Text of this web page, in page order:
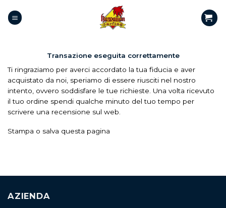
Transazione eseguita correttamente
Ti ringraziamo per averci accordato la tua fiducia e aver
acquistato da noi, speriamo di essere riusciti nel nostro
intento, ovvero soddisfare le tue richieste. Una volta ricevuto
il tuo ordine spendi qualche minuto del tuo tempo per
scrivere una recensione sul web.
Stampa o salva questa pagina
AZIENDA